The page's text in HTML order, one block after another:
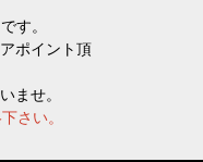
す。
ポイント頂
ませ。
さい。